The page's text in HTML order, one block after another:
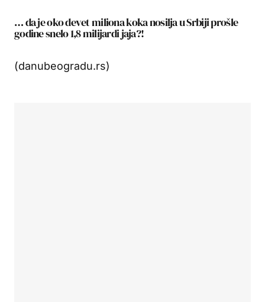
… da je oko devet miliona koka nosilja u Srbiji prošle
godine snelo 1,8 milijardi jaja?!
(danubeogradu.rs)